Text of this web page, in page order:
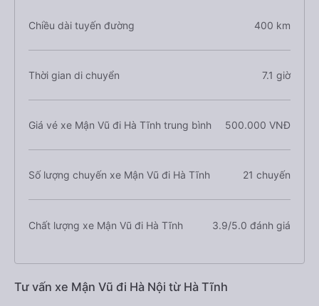
Chiều dài tuyến đường 400 km
Thời gian di chuyển 7.1 giờ
Giá vé xe Mận Vũ đi Hà Tĩnh trung bình 500.000 VNĐ
Số lượng chuyến xe Mận Vũ đi Hà Tĩnh 21 chuyến
Chất lượng xe Mận Vũ đi Hà Tĩnh 3.9/5.0 đánh giá
Tư vấn xe Mận Vũ đi Hà Nội từ Hà Tĩnh